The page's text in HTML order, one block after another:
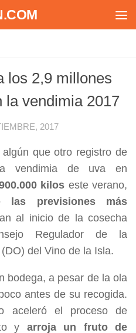
los 2,9 millones
la vendimia 2017
2017
que otro registro de
vendimia de uva en
kilos este verano,
las previsiones más
al inicio de la cosecha
Regulador de la
del Vino de la Isla.
bodega, a pesar de la ola
antes de su recogida.
aceleró el proceso de
y arroja un fruto de